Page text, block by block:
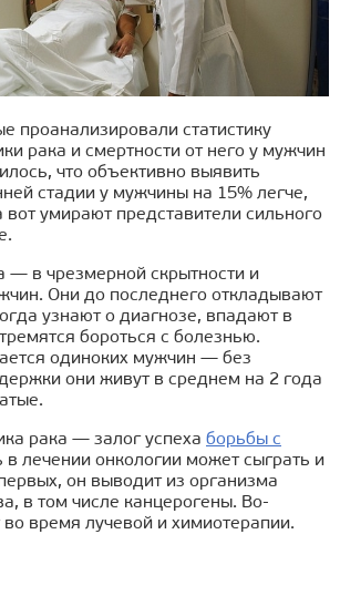
проанализировали статистику
рака и смертности от него у мужчин
что объективно выявить
стадии у мужчины на 15% легче,
умирают представители сильного
— в чрезмерной скрытности и
Они до последнего откладывают
узнают о диагнозе, впадают в
бороться с болезнью.
одиноких мужчин — без
они живут в среднем на 2 года
рака — залог успеха борьбы с
в лечении онкологии может сыграть и
он выводит из организма
в том числе канцерогены. Во-
во время лучевой и химиотерапии.